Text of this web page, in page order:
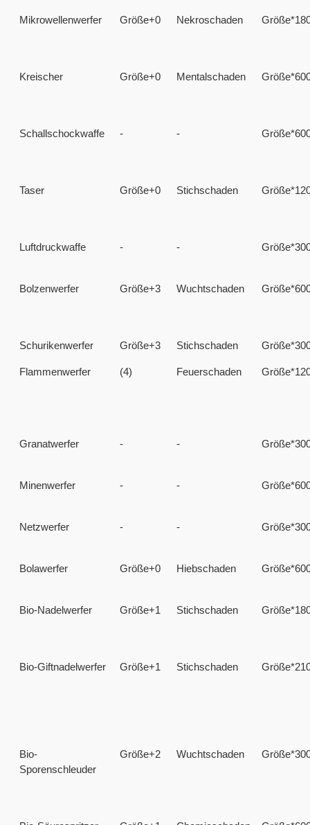
Mikrowellenwerfer Größe+0 Nekroschaden
Kreischer Größe+0 Mentalschaden
Schallschockwaffe - -
Taser Größe+0 Stichschaden
Luftdruckwaffe - -
Bolzenwerfer Größe+3 Wuchtschaden
Schurikenwerfer Größe+3 Stichschaden
Flammenwerfer (4) Feuerschaden
Granatwerfer - -
Minenwerfer - -
Netzwerfer - -
Bolawerfer Größe+0 Hiebschaden
Bio-Nadelwerfer Größe+1 Stichschaden
Bio-Giftnadelwerfer Größe+1 Stichschaden
Bio-
Sporenschleuder
Größe+2 Wuchtschaden